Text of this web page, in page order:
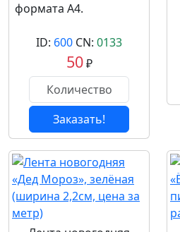
формата А4.
ID: 600 CN: 0133
50₽
Заказать!